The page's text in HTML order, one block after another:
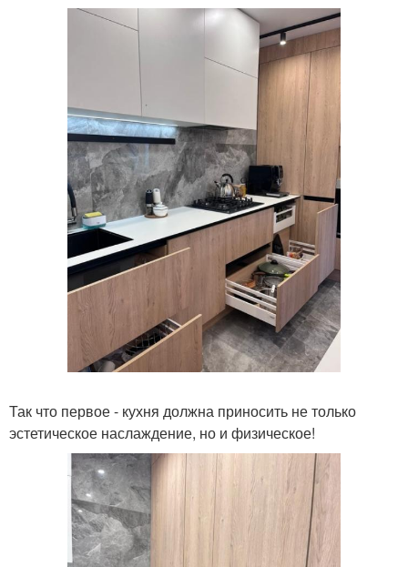
Так что первое - кухня должна приносить не только
эстетическое наслаждение, но и физическое!